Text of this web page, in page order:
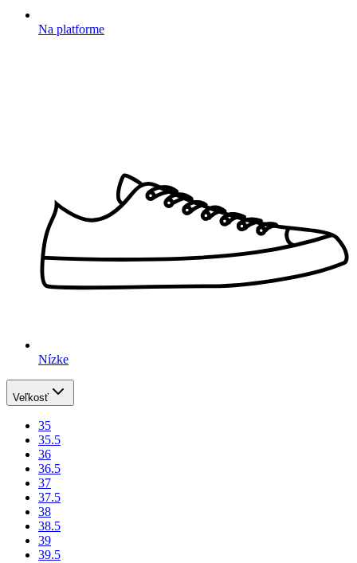
Na platforme
Nízke
Veľkosť
35
35.5
36
36.5
37
37.5
38
38.5
39
39.5